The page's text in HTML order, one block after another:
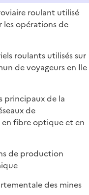
roulant utilisé
les opérations de
roulants utilisés sur
de voyageurs en Ile
principaux de la
de
fibre optique et en
de production
des mines